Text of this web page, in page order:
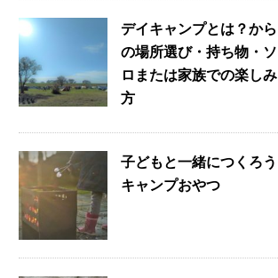
デイキャンプとは？から
の場所選び・持ち物・ソ
ロまたは家族での楽しみ
方
子どもと一緒につくろう
キャンプおやつ